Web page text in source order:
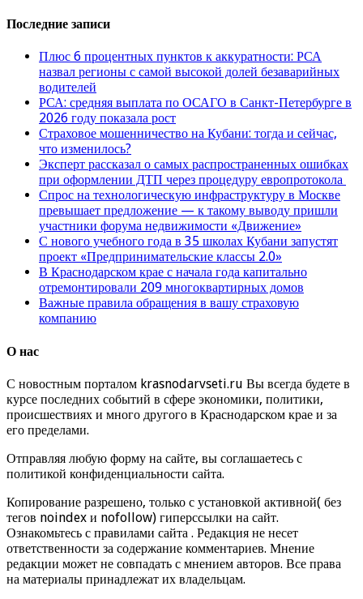
Последние записи
Плюс 6 процентных пунктов к аккуратности: РСА
назвал регионы с самой высокой долей безаварийных
водителей
РСА: средняя выплата по ОСАГО в Санкт-Петербурге в
2026 году показала рост
Страховое мошенничество на Кубани: тогда и сейчас,
что изменилось?
Эксперт рассказал о самых распространенных ошибках
при оформлении ДТП через процедуру европротокола
Спрос на технологическую инфраструктуру в Москве
превышает предложение — к такому выводу пришли
участники форума недвижимости «Движение»
С нового учебного года в 35 школах Кубани запустят
проект «Предпринимательские классы 2.0»
В Краснодарском крае с начала года капитально
отремонтировали 209 многоквартирных домов
Важные правила обращения в вашу страховую
компанию
О нас
С новостным порталом krasnodarvseti.ru Вы всегда будете в
курсе последних событий в сфере экономики, политики,
происшествиях и много другого в Краснодарском крае и за
его пределами.
Отправляя любую форму на сайте, вы соглашаетесь с
политикой конфиденциальности сайта.
Копирование разрешено, только с установкой активной( без
тегов noindex и nofollow) гиперссылки на сайт.
Ознакомьтесь с правилами сайта . Редакция не несет
ответственности за содержание комментариев. Мнение
редакции может не совпадать с мнением авторов. Все права
на материалы принадлежат их владельцам.